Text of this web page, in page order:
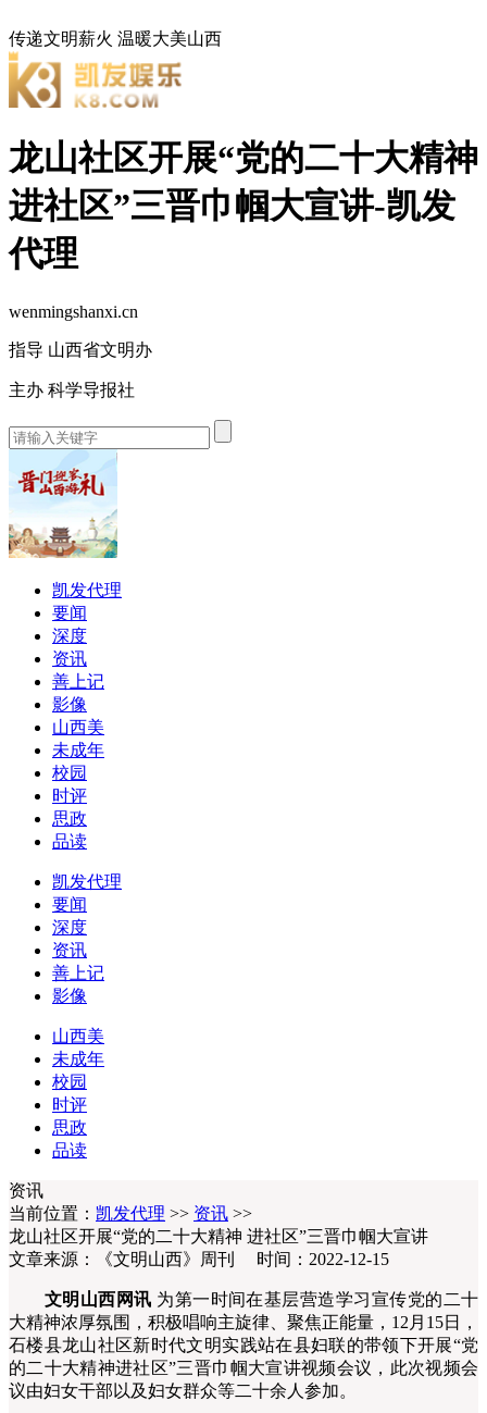
传递文明薪火 温暖大美山西
龙山社区开展“党的二十大精神
进社区”三晋巾帼大宣讲-凯发
代理
wenmingshanxi.cn
指导 山西省文明办
主办 科学导报社
凯发代理
要闻
深度
资讯
善上记
影像
山西美
未成年
校园
时评
思政
品读
凯发代理
要闻
深度
资讯
善上记
影像
山西美
未成年
校园
时评
思政
品读
资讯
当前位置： 凯发代理 >> 资讯 >>
龙山社区开展“党的二十大精神 进社区”三晋巾帼大宣讲
文章来源：《文明山西》周刊 时间：2022-12-15
文明山西网讯 为第一时间在基层营造学习宣传党的二十
大精神浓厚氛围，积极唱响主旋律、聚焦正能量，12月15日，
石楼县龙山社区新时代文明实践站在县妇联的带领下开展“党
的二十大精神进社区”三晋巾帼大宣讲视频会议，此次视频会
议由妇女干部以及妇女群众等二十余人参加。